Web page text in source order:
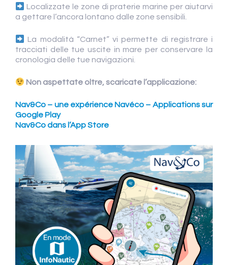
Localizzate le zone di praterie marine per aiutarvi
a gettare l’ancora lontano dalle zone sensibili.
La modalità “Carnet” vi permette di registrare i
tracciati delle tue uscite in mare per conservare la
cronologia delle tue navigazioni.
Non aspettate oltre, scaricate l’applicazione:
Nav&Co – une expérience Navéco – Applications sur
Google Play
Nav&Co dans l’App Store